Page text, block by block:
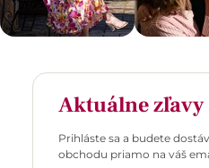
Aktuálne
Prihláste sa a budete
obchodu priamo na váš